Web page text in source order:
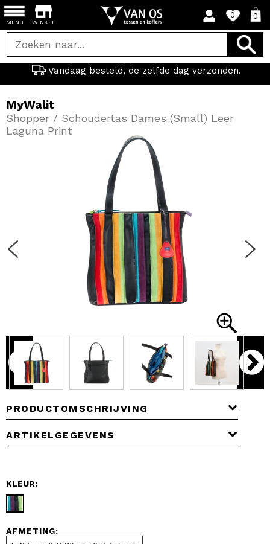
WINKEL
0 0
Vandaag besteld, de zelfde dag verzonden.
MENU
PRODUCTOMSCHRIJVING
ARTIKELGEGEVENS
MyWalit
Shopper / Schoudertas Dames (Small) Leer
Laguna Print
KLEUR:
AFMETING: